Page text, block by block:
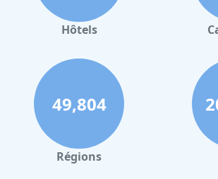
Hôtels à Gerardmer
Hôtels à Nantes
Hôtels à Tours
Hôtels à Concarneau
Hôtels à Saintes
Hôtels
49,804
Régions